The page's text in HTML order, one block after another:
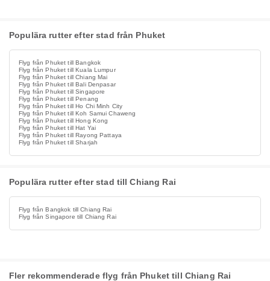
Populära rutter efter stad från Phuket
Flyg från Phuket till Bangkok
Flyg från Phuket till Kuala Lumpur
Flyg från Phuket till Chiang Mai
Flyg från Phuket till Bali Denpasar
Flyg från Phuket till Singapore
Flyg från Phuket till Penang
Flyg från Phuket till Ho Chi Minh City
Flyg från Phuket till Koh Samui Chaweng
Flyg från Phuket till Hong Kong
Flyg från Phuket till Hat Yai
Flyg från Phuket till Rayong Pattaya
Flyg från Phuket till Sharjah
Populära rutter efter stad till Chiang Rai
Flyg från Bangkok till Chiang Rai
Flyg från Singapore till Chiang Rai
Fler rekommenderade flyg från Phuket till Chiang Rai